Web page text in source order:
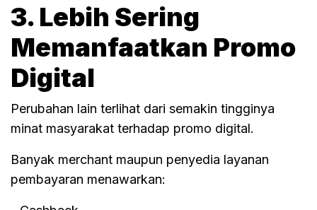
3. Lebih Sering
Memanfaatkan Promo
Digital
Perubahan lain terlihat dari semakin tingginya
minat masyarakat terhadap promo digital.
Banyak merchant maupun penyedia layanan
pembayaran menawarkan: